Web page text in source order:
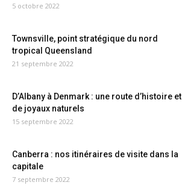
5 octobre 2022
Townsville, point stratégique du nord
tropical Queensland
21 septembre 2022
D’Albany à Denmark : une route d’histoire et
de joyaux naturels
15 septembre 2022
Canberra : nos itinéraires de visite dans la
capitale
7 septembre 2022